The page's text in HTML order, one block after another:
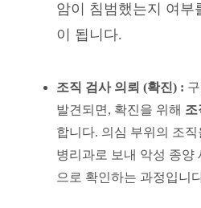
암이 침범했는지 여부
이 됩니다.
조직 검사 의뢰 (확진) :
발견되면, 확진을 위해 조
합니다. 의심 부위의 조
병리과로 보내 악성 종양
으로 확인하는 과정입니